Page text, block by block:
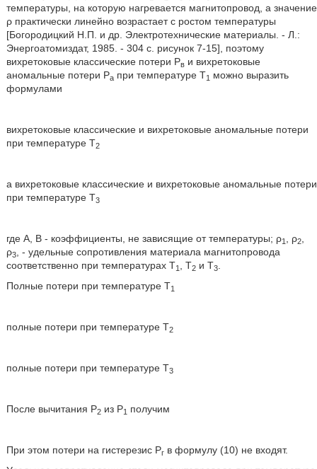
температуры, на которую нагревается магнитопровод, а значение
ρ практически линейно возрастает с ростом температуры
[Богородицкий Н.П. и др. Электротехнические материалы. - Л.:
Энергоатомиздат, 1985. - 304 с. рисунок 7-15], поэтому
вихретоковые классические потери Рв и вихретоковые
аномальные потери Рапри температуре Т1 можно выразить
формулами
вихретоковые классические и вихретоковые аномальные потери
при температуре Т2
а вихретоковые классические и вихретоковые аномальные потери
при температуре Т3
где А, В - коэффициенты, не зависящие от температуры; ρ1 , ρ2,
ρ3, - удельные сопротивления материала магнитопровода
соответственно при температурах Т1 , Т2и Т3.
Полные потери при температуре Т1
полные потери при температуре Т2
полные потери при температуре Т3
После вычитания Р2из Р1 получим
При этом потери на гистерезис Ргв формулу (10) не входят.